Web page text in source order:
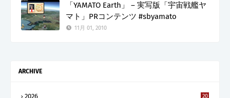
「YAMATO Earth」 – 実写版「宇宙戦艦ヤ
マト」PRコンテンツ #sbyamato
11月 01, 2010
ARCHIVE
2026 20